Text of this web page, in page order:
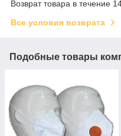
Возврат товара в течение
Все условия возврата
Подобные товары